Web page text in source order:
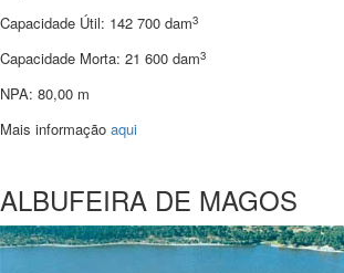
Capacidade Útil: 142 700 dam3
Capacidade Morta: 21 600 dam3
NPA: 80,00 m
Mais informação aqui
ALBUFEIRA DE MAGOS